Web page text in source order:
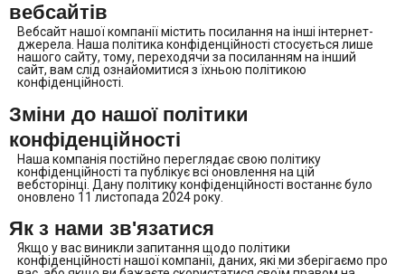
вебсайтів
Вебсайт нашої компанії містить посилання на інші інтернет-
джерела. Наша політика конфіденційності стосується лише
нашого сайту, тому, переходячи за посиланням на інший
сайт, вам слід ознайомитися з їхньою політикою
конфіденційності.
Зміни до нашої політики
конфіденційності
Наша компанія постійно переглядає свою політику
конфіденційності та публікує всі оновлення на цій
вебсторінці. Дану політику конфіденційності востаннє було
оновлено 11 листопада 2024 року.
Як з нами зв'язатися
Якщо у вас виникли запитання щодо політики
конфіденційності нашої компанії, даних, які ми зберігаємо про